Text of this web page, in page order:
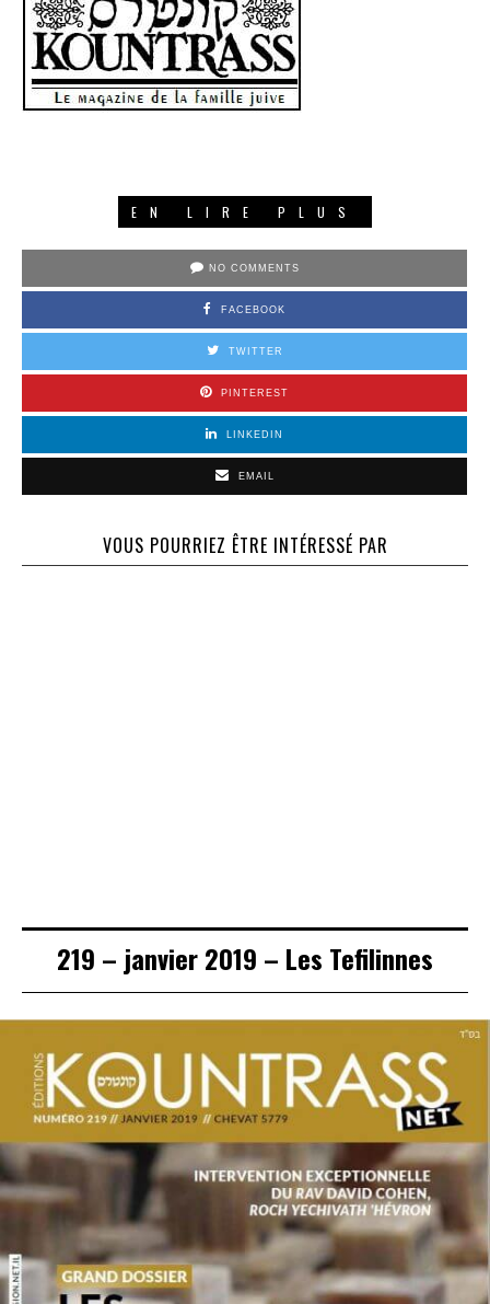
EN LIRE PLUS
NO COMMENTS
FACEBOOK
TWITTER
PINTEREST
LINKEDIN
EMAIL
VOUS POURRIEZ ÊTRE INTÉRESSÉ PAR
219 – janvier 2019 – Les Tefilinnes